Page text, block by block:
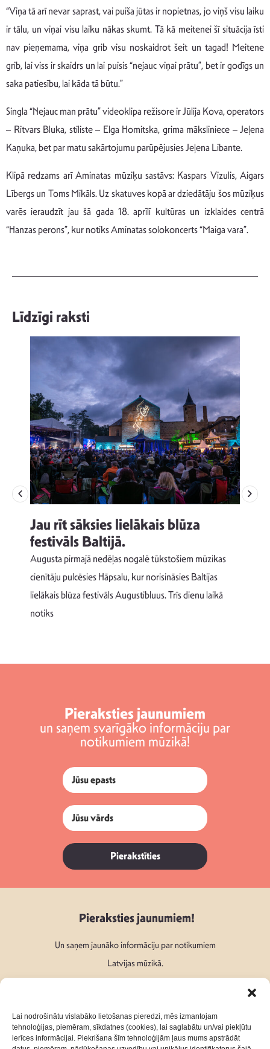
Lai nodrošinātu vislabāko lietošanas pieredzi, mēs izmantojam
tehnoloģijas, piemēram, sīkdatnes (cookies), lai saglabātu un/vai piekļūtu
ierīces informācijai. Piekrišana šīm tehnoloģijām ļaus mums apstrādāt
“Viņa tā arī nevar saprast, vai puiša jūtas ir nopietnas, jo viņš visu laiku
ir tālu, un viņai visu laiku nākas skumt. Tā kā meitenei šī situācija īsti
nav pieņemama, viņa grib visu noskaidrot šeit un tagad! Meitene
grib, lai viss ir skaidrs un lai puisis “nejauc viņai prātu”, bet ir godīgs un
saka patiesību, lai kāda tā būtu.”
Singla “Nejauc man prātu” videoklipa režisore ir Jūlija Kova, operators
– Ritvars Bluka, stiliste – Elga Homitska, grima māksliniece – Jeļena
Kaņuka, bet par matu sakārtojumu parūpējusies Jeļena Libante.
Klipā redzams arī Aminatas mūziķu sastāvs: Kaspars Vizulis, Aigars
Lībergs un Toms Mikāls. Uz skatuves kopā ar dziedātāju šos mūziķus
varēs ieraudzīt jau šā gada 18. aprīlī kultūras un izklaides centrā
“Hanzas perons”, kur notiks Aminatas solokoncerts “Maiga vara”.
Līdzīgi raksti
Jau rīt sāksies lielākais blūza
festivāls Baltijā.
Augusta pirmajā nedēļas nogalē tūkstošiem mūzikas
cienītāju pulcēsies Hāpsalu, kur norisināsies Baltijas
lielākais blūza festivāls Augustibluus. Trīs dienu laikā
notiks
Pieraksties jaunumiem
un saņem svarīgāko informāciju par
notikumiem mūzikā!
Pierakstīties
Pieraksties jaunumiem!
Un saņem jaunāko informāciju par notikumiem
Latvijas mūzikā.
Seko mums: